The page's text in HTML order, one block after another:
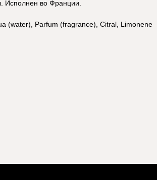
Исполнен во Франции.
(water), Parfum (fragrance), Citral, Limonene